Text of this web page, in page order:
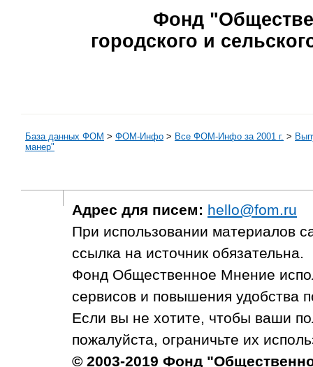
Фонд
городского и
База данных ФОМ > ФOM-Инфо > Все ФОМ-Инфо за 2001 г. >
манер"
Адрес для писем: hello@fom.ru
При использовании материалов
ссылка на источник обязательна.
Фонд Общественное Мнение
сервисов и повышения удобства
Если вы не хотите, чтобы ваши
пожалуйста, ограничьте их
© 2003-2019 Фонд